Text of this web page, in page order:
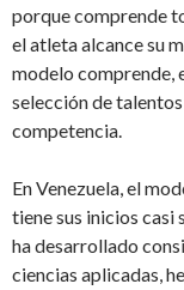
porque comprende
el atleta alcance su
modelo comprende,
selección de
competencia.
En Venezuela, el
tiene sus inicios casi
ha desarrollado
ciencias aplicadas,